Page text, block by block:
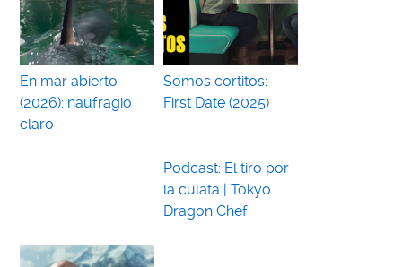
En mar abierto
(2026): naufragio
claro
Somos cortitos:
First Date (2025)
Podcast: El tiro por
la culata | Tokyo
Dragon Chef